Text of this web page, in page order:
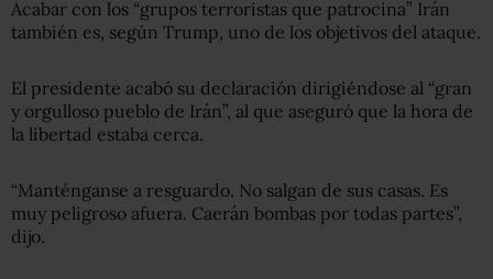
Acabar con los “grupos terroristas que patrocina” Irán
también es, según Trump, uno de los objetivos del ataque.
El presidente acabó su declaración dirigiéndose al “gran
y orgulloso pueblo de Irán”, al que aseguró que la hora de
la libertad estaba cerca.
“Manténganse a resguardo. No salgan de sus casas. Es
muy peligroso afuera. Caerán bombas por todas partes”,
dijo.